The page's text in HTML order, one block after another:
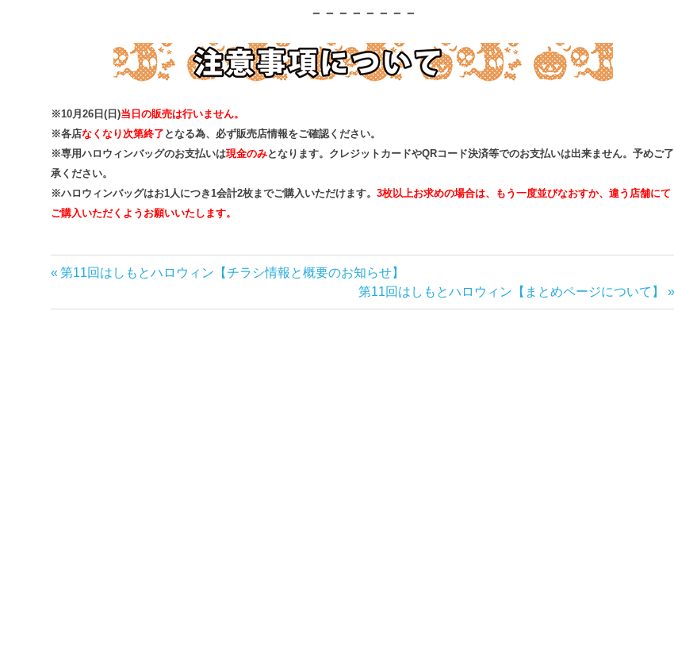
－－－－－－－－
※10月26日(日)当日の販売は行いません。
※各店なくなり次第終了 となる為、必ず販売店情報をご確認ください。
※専用ハロウィンバッグのお支払いは現金のみとなります。クレジットカードやQRコード決済等でのお支払いは出来ません。予めご了
承ください。
※ハロウィンバッグはお1人につき1会計2枚までご購入いただけます。 3枚以上お求めの場合は、もう一度並びなおすか、違う店舗にて
ご購入いただくようお願いいたします。
投
稿
前
記
第11回はしもとハロウィン【チラシ情報と概要のお知らせ】
次
の
第11回はしもとハロウィン【まとめページについて】